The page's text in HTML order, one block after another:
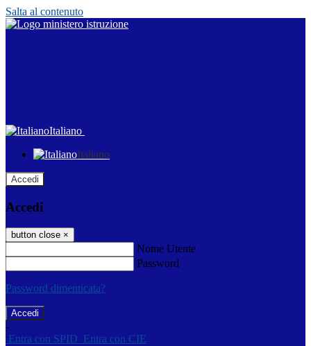
Salta al contenuto
Italiano
Italiano
Accedi
Accedi
button close ×
Nome Utente
Password
Password dimenticata?
-
Entra con SPID Entra con CIE